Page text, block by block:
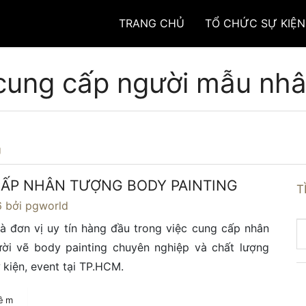
TRANG CHỦ TỔ CHỨC SỰ KIỆN
cấp người mẫu
NHÂN TƯỢNG BODY PAINTING
bởi pgworld
đơn vị uy tín hàng đầu trong việc cung cấp nhân
vẽ body painting chuyên nghiệp và chất lượng
event tại TP.HCM.